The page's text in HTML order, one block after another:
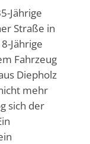
Jährige
Straße in
Jährige
Fahrzeug
Diepholz
mehr
sich der